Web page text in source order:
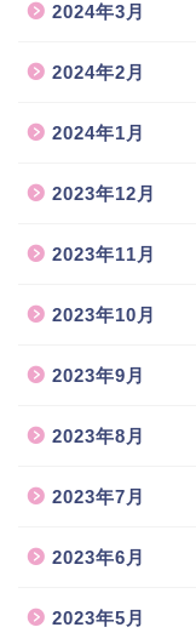
2024年3月
2024年2月
2024年1月
2023年12月
2023年11月
2023年10月
2023年9月
2023年8月
2023年7月
2023年6月
2023年5月